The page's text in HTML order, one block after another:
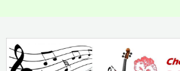
Notre orchestre